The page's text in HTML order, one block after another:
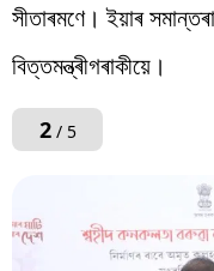
সীতাৰমণে। ইয়াৰ
বিত্তমন্ত্ৰীগৰাকীয়ে।
2/ 5